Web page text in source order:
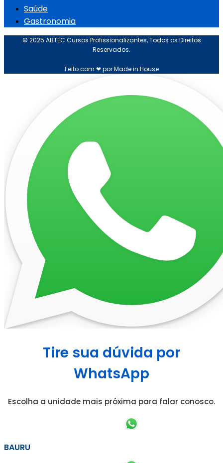
Saúde
Gastronomia
© 2025 ABTEC Cursos Profissionalizantes, Todos os Direitos
Reservados.
Feito com ❤ por Made in House
Tire sua dúvida por
WhatsApp
Escolha a unidade mais próxima para falar conosco.
BAURU